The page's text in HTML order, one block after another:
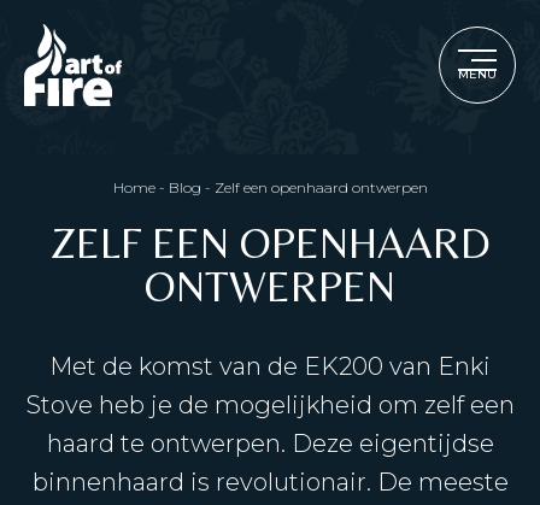
MENU
Home- Blog - Zelf een openhaard ontwerpen
ZELF EEN OPENHAARD
ONTWERPEN
Met de komst van de EK200 van Enki
Stove heb je de mogelijkheid om zelf een
haard te ontwerpen. Deze eigentijdse
binnenhaard is revolutionair. De meeste